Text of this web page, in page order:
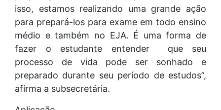
isso, estamos realizando uma grande ação
para prepará-los para exame em todo ensino
médio e também no EJA. É uma forma de
fazer o estudante entender que seu
processo de vida pode ser sonhado e
preparado durante seu período de estudos”,
afirma a subsecretária.